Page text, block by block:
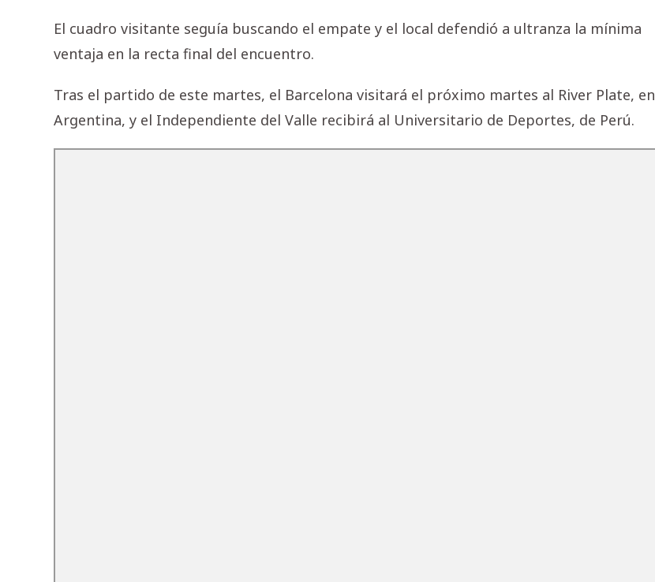
El cuadro visitante seguía buscando el empate y el local defendió a ultranza la mínima
ventaja en la recta final del encuentro.
Tras el partido de este martes, el Barcelona visitará el próximo martes al River Plate, en
Argentina, y el Independiente del Valle recibirá al Universitario de Deportes, de Perú.